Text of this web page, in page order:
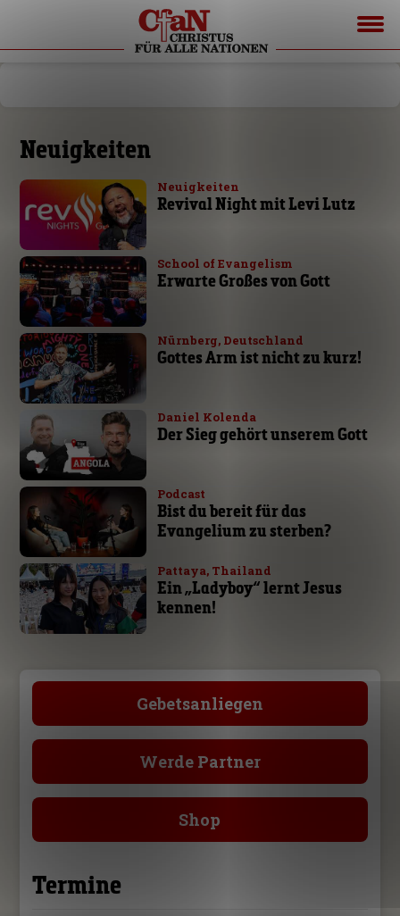
Neuigkeiten
Neuigkeiten
Revival Night mit Levi Lutz
School of Evangelism
Erwarte Großes von Gott
Nürnberg, Deutschland
Gottes Arm ist nicht zu kurz!
Daniel Kolenda
Der Sieg gehört unserem Gott
Podcast
Bist du bereit für das
Evangelium zu sterben?
Pattaya, Thailand
Ein „Ladyboy“ lernt Jesus
kennen!
Gebetsanliegen
Werde Partner
Shop
Termine